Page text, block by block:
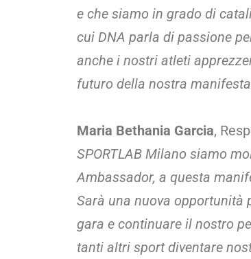
e che siamo in grado di
cui DNA parla di passione
anche i nostri atleti
futuro della nostra
Maria Bethania Garcia,
SPORTLAB Milano siamo
Ambassador, a questa
Sarà una nuova
gara e continuare il nostro
tanti altri sport diventare